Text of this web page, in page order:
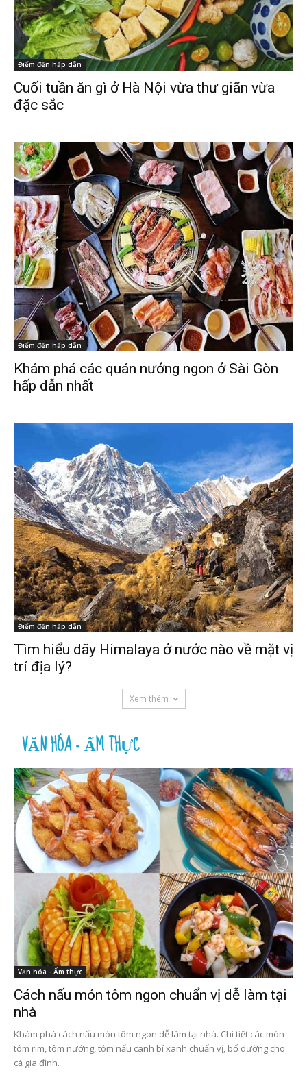
Điểm đến hấp dẫn
Cuối tuần ăn gì ở Hà Nội vừa thư giãn vừa
đặc sắc
Điểm đến hấp dẫn
Khám phá các quán nướng ngon ở Sài Gòn
hấp dẫn nhất
Điểm đến hấp dẫn
Tìm hiểu dãy Himalaya ở nước nào về mặt vị
trí địa lý?
Xem thêm
VĂN HÓA - ẨM THỰC
Văn hóa - Ẩm thực
Cách nấu món tôm ngon chuẩn vị dễ làm tại
nhà
Khám phá cách nấu món tôm ngon dễ làm tại nhà. Chi tiết các món
tôm rim, tôm nướng, tôm nấu canh bí xanh chuẩn vị, bổ dưỡng cho
cả gia đình.